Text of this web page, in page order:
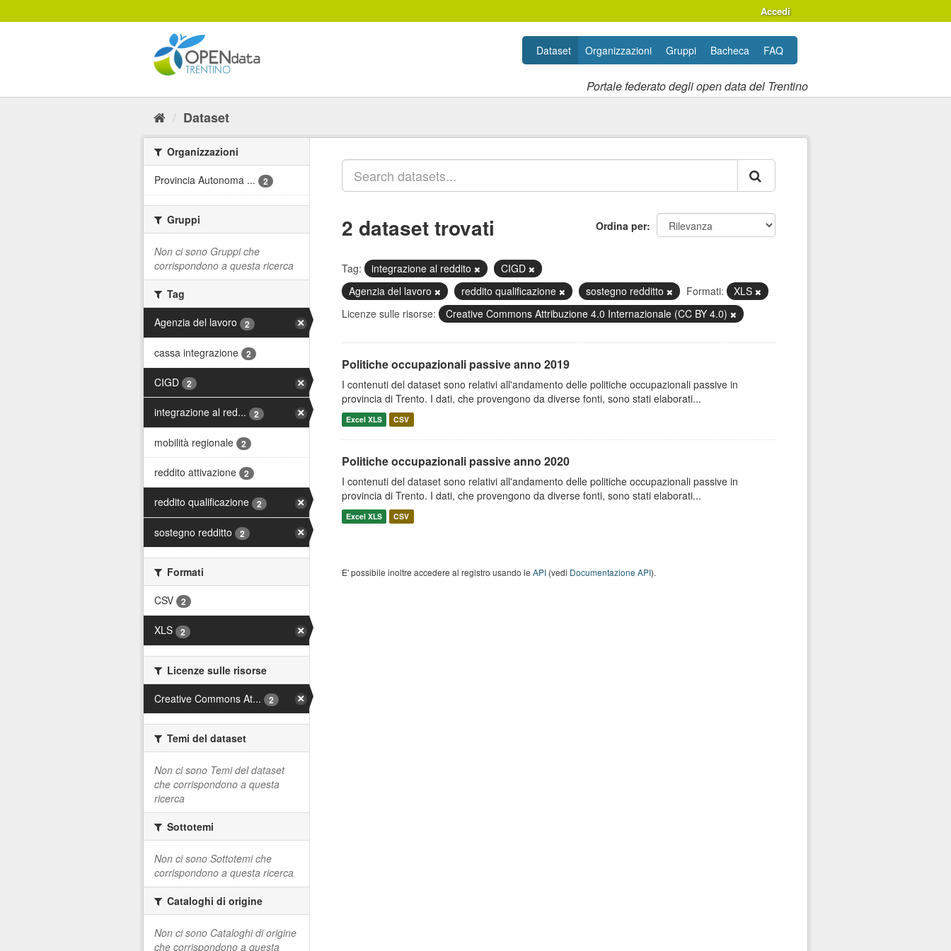
al
Accedi
Portale federato degli open data del Trentino
Dataset Organizzazioni Gruppi Bacheca FAQ
Dataset
Organizzazioni
Provincia Autonoma ...
2
Gruppi
Non ci sono Gruppi che
corrispondono a questa ricerca
Tag
Agenzia del lavoro
2
cassa integrazione 2
CIGD 2
integrazione al red... 2
mobilità regionale 2
reddito attivazione 2
reddito qualificazione 2
sostegno redditto 2
Formati
CSV
2
XLS 2
Licenze sulle risorse
Creative Commons At...
2
Temi del dataset
Non ci sono Temi del dataset
che corrispondono a questa
ricerca
Sottotemi
Non ci sono Sottotemi che
corrispondono a questa ricerca
Cataloghi di origine
Non ci sono Cataloghi di origine
che corrispondono a questa
Ordina per
2 dataset trovati
Tag: integrazione al reddito
CIGD
Agenzia del lavoro
reddito qualificazione sostegno redditto Formati:
XLS
Licenze sulle risorse:
Creative Commons Attribuzione 4.0 Internazionale (CC BY 4.0)
Politiche occupazionali passive anno 2019
I contenuti del dataset sono relativi all'andamento delle politiche occupazionali passive in
provincia di Trento. I dati, che provengono da diverse fonti, sono stati elaborati...
Excel XLS CSV
Politiche occupazionali passive anno 2020
I contenuti del dataset sono relativi all'andamento delle politiche occupazionali passive in
provincia di Trento. I dati, che provengono da diverse fonti, sono stati elaborati...
Excel XLS CSV
E' possibile inoltre accedere al registro usando le API(vedi Documentazione API).